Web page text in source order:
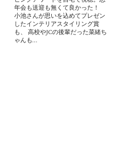
年会も送迎も無くて良かった！
小池さんが思いを込めてプレゼン
したインテリアスタイリング賞
も、 高校やJCの後輩だった菜緒ち
ゃんも…